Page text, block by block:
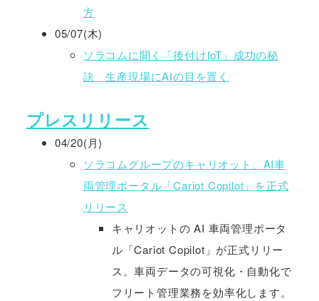
方
05/07(木)
ソラコムに聞く「後付けIoT」成功の秘
訣 生産現場にAIの目を置く
プレスリリース
04/20(月)
ソラコムグループのキャリオット、AI車
両管理ポータル「Cariot Copilot」を正式
リリース
キャリオットの AI 車両管理ポータ
ル「Cariot Copilot」が正式リリー
ス。車両データの可視化・自動化で
フリート管理業務を効率化します。